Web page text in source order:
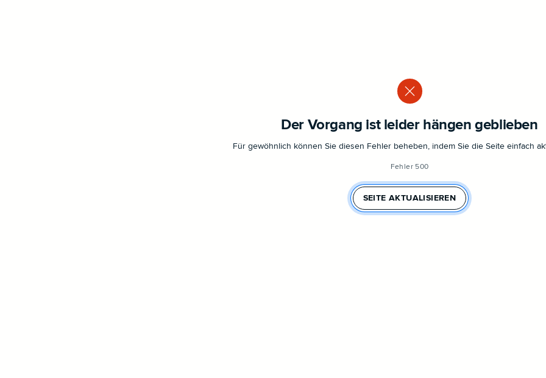
Der Vorgang ist leider hängen geblieben
Für gewöhnlich können Sie diesen Fehler beheben, indem Sie die Seite einfach
Fehler 500
SEITE AKTUALISIEREN